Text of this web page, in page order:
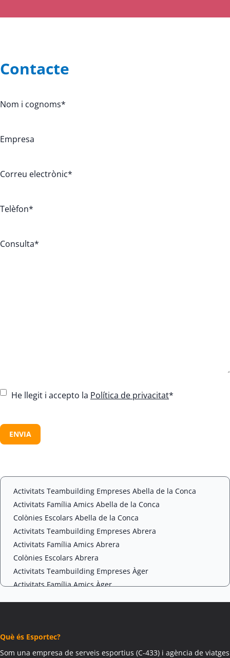
Contacte
Nom i cognoms*
Empresa
Correu electrònic*
Telèfon*
Consulta*
C
s
e
*
He llegit i accepto la Política de privacitat*
A
P
H
Activitats Teambuilding Empreses Abella de la Conca
Activitats Família Amics Abella de la Conca
Colònies Escolars Abella de la Conca
Activitats Teambuilding Empreses Abrera
Activitats Família Amics Abrera
Colònies Escolars Abrera
Activitats Teambuilding Empreses Àger
Activitats Família Amics Àger
Colònies Escolars Agramunt
Activitats Teambuilding Empreses Aguilar de Segarra
Què és Esportec?
Som una empresa de serveis esportius (C-433) i agència de viatges